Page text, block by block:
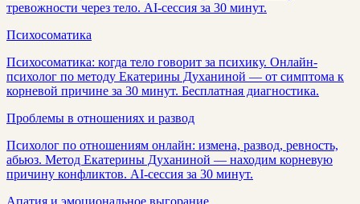
тревожности через тело. AI-сессия за 30 минут.
Психосоматика
Психосоматика: когда тело говорит за психику. Онлайн-
психолог по методу Екатерины Духаниной — от симптома к
корневой причине за 30 минут. Бесплатная диагностика.
Проблемы в отношениях и развод
Психолог по отношениям онлайн: измена, развод, ревность,
абьюз. Метод Екатерины Духаниной — находим корневую
причину конфликтов. AI-сессия за 30 минут.